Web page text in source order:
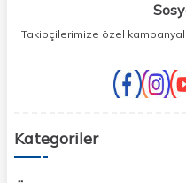
Takipçilerimize özel
Kategoriler